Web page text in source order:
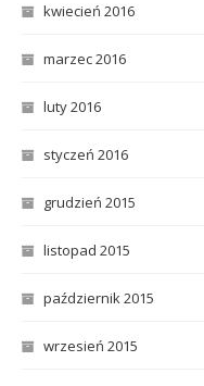
kwiecień 2016
marzec 2016
luty 2016
styczeń 2016
grudzień 2015
listopad 2015
październik 2015
wrzesień 2015